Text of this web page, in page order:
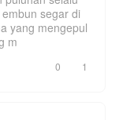
segar di
yang mengepul
m
0 1